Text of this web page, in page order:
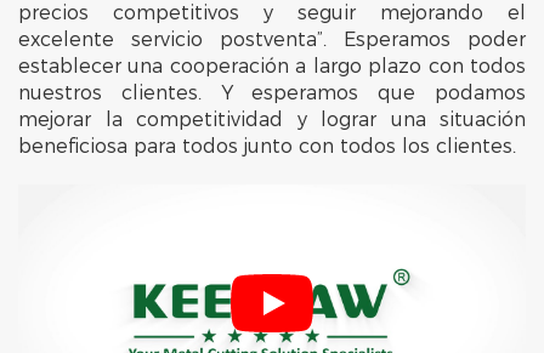
precios competitivos y seguir mejorando el
excelente servicio postventa”. Esperamos poder
establecer una cooperación a largo plazo con todos
nuestros clientes. Y esperamos que podamos
mejorar la competitividad y lograr una situación
beneficiosa para todos junto con todos los clientes.